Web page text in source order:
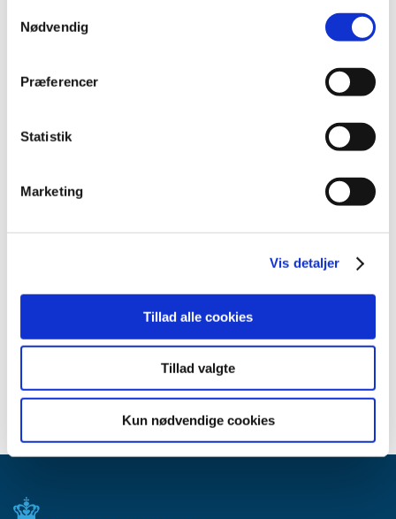
Nødvendig
Præferencer
Statistik
Marketing
Vis detaljer
Tillad alle cookies
Tillad valgte
Kun nødvendige cookies
2019 (41)
2017 (36)
2015 (31)
2012 (44)
2006 (9)